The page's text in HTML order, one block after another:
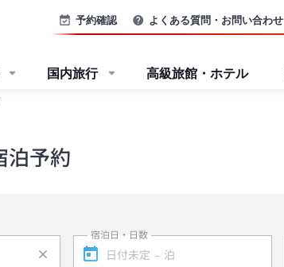
予約確認 よくある質問・お問い合わせ
国内旅行 高級旅館・ホテル
泊予約
宿泊日・日数